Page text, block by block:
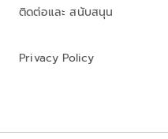
ติดต่อและ สนับสนุน
Privacy Policy